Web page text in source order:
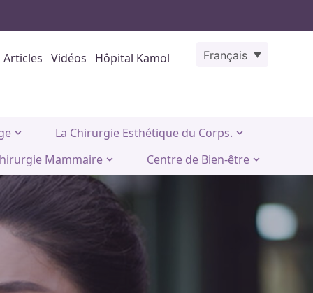
Articles Vidéos Hôpital Kamol Français
La Chirurgie Esthétique du Corps.
Mammaire
Centre de Bien-être